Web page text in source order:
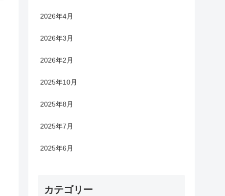
2026年4月
2026年3月
2026年2月
2025年10月
2025年8月
2025年7月
2025年6月
カテゴリー